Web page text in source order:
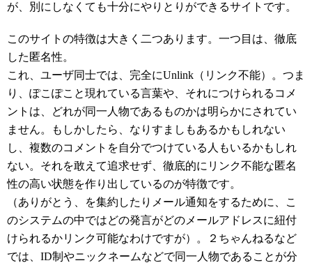
が、別にしなくても十分にやりとりができるサイトです。
このサイトの特徴は大きく二つあります。一つ目は、徹底
した匿名性。
これ、ユーザ同士では、完全にUnlink（リンク不能）。つま
り、ぽこぽこと現れている言葉や、それにつけられるコメ
ントは、どれが同一人物であるものかは明らかにされてい
ません。もしかしたら、なりすましもあるかもしれない
し、複数のコメントを自分でつけている人もいるかもしれ
ない。それを敢えて追求せず、徹底的にリンク不能な匿名
性の高い状態を作り出しているのが特徴です。
（ありがとう、を集約したりメール通知をするために、こ
のシステムの中ではどの発言がどのメールアドレスに紐付
けられるかリンク可能なわけですが）。２ちゃんねるなど
では、ID制やニックネームなどで同一人物であることが分